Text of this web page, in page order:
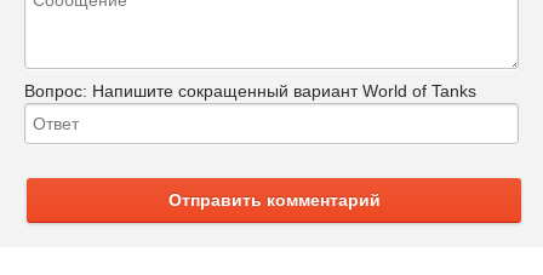
Вопрос: Напишите сокращенный вариант World of Tanks
Отправить комментарий